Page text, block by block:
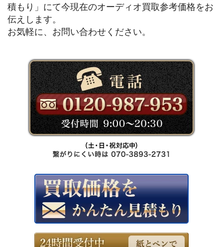
積もり」にて今現在のオーディオ買取参考価格をお
伝えします。
お気軽に、お問い合わせください。